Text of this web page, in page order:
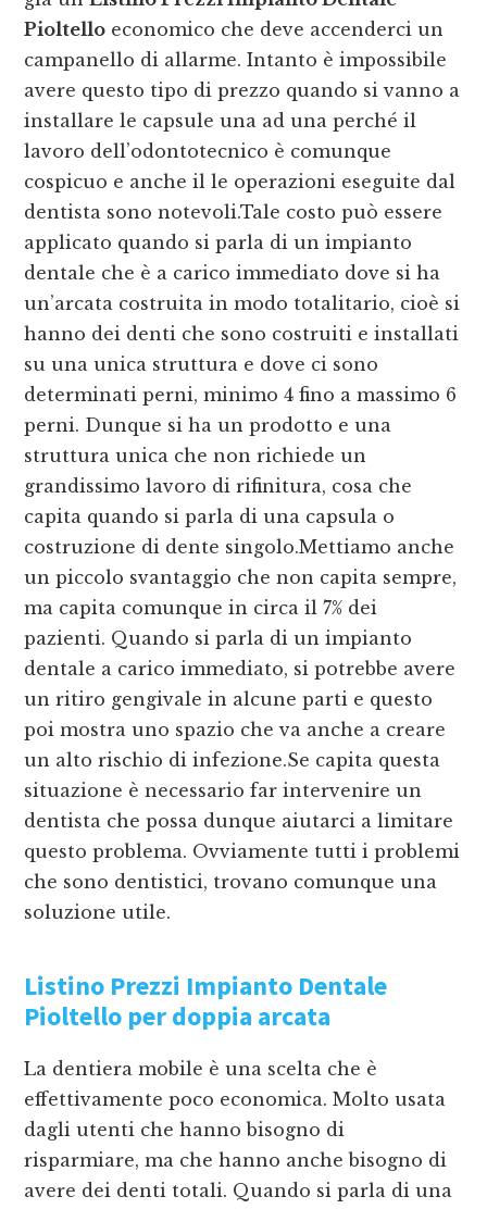
Pioltello economico che deve accenderci un
campanello di allarme. Intanto è impossibile
avere questo tipo di prezzo quando si vanno a
installare le capsule una ad una perché il
lavoro dell’odontotecnico è comunque
cospicuo e anche il le operazioni eseguite dal
dentista sono notevoli.Tale costo può essere
applicato quando si parla di un impianto
dentale che è a carico immediato dove si ha
un’arcata costruita in modo totalitario, cioè si
hanno dei denti che sono costruiti e installati
su una unica struttura e dove ci sono
determinati perni, minimo 4 fino a massimo 6
perni. Dunque si ha un prodotto e una
struttura unica che non richiede un
grandissimo lavoro di rifinitura, cosa che
capita quando si parla di una capsula o
costruzione di dente singolo.Mettiamo anche
un piccolo svantaggio che non capita sempre,
ma capita comunque in circa il 7% dei
pazienti. Quando si parla di un impianto
dentale a carico immediato, si potrebbe avere
un ritiro gengivale in alcune parti e questo
poi mostra uno spazio che va anche a creare
un alto rischio di infezione.Se capita questa
situazione è necessario far intervenire un
dentista che possa dunque aiutarci a limitare
questo problema. Ovviamente tutti i problemi
che sono dentistici, trovano comunque una
soluzione utile.
Listino Prezzi Impianto Dentale
Pioltello per doppia arcata
La dentiera mobile è una scelta che è
effettivamente poco economica. Molto usata
dagli utenti che hanno bisogno di
risparmiare, ma che hanno anche bisogno di
avere dei denti totali. Quando si parla di una